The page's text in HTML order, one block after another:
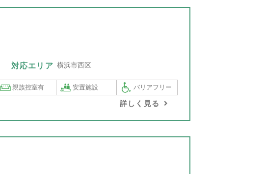
対応エリア 横浜市西区
親族控室有 安置施設 バリアフリー
詳しく見る